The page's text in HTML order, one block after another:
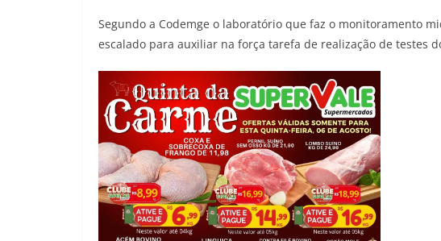
Segundo a Codemge o laboratório que faz o monitoramento
escalado para auxiliar na força tarefa de realização de testes